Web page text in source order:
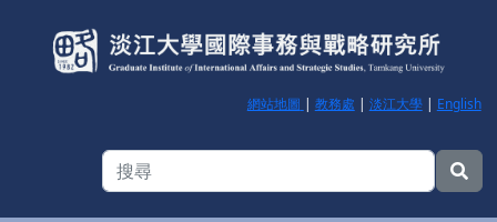
網站地圖 | 教務處 | 淡江大學| English